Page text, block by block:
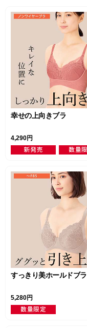
幸せの上向きブラ
4,290円
すっきり美ホールドブラ
5,280円